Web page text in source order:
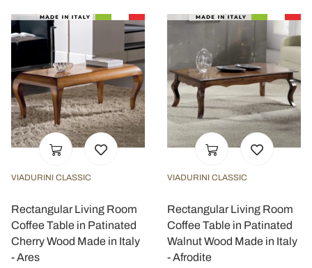
VIADURINI CLASSIC
Rectangular Living Room
Coffee Table in Patinated
Cherry Wood Made in Italy
- Ares
VIADURINI CLASSIC
Rectangular Living Room
Coffee Table in Patinated
Walnut Wood Made in Italy
- Afrodite